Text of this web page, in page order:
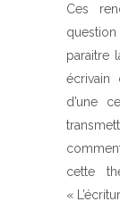
Ces
paraitre
écrivain
d’une
cette
«